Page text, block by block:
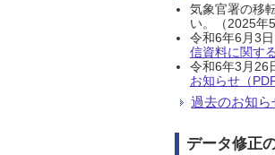
気象官署の移
い。（2025年5
令和6年6月3
信資料に関す
令和6年3月26
お知らせ（
過去のお知ら
データ修正